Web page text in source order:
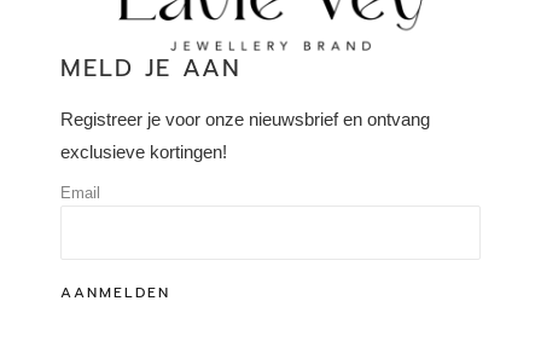
MELD JE AAN
Registreer je voor onze nieuwsbrief en ontvang
exclusieve kortingen!
Email
AANMELDEN